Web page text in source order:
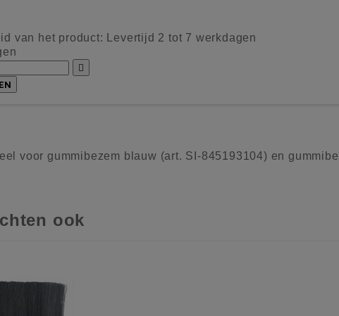
van het product:
Levertijd 2 tot 7 werkdagen

voor gummibezem blauw (art. SI-845193104) en
ook